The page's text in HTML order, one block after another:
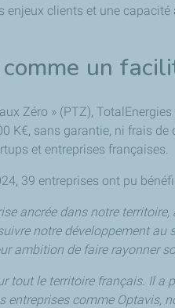
enjeux clients et une
un
Zéro » (PTZ),
K€, sans garantie, ni frais
et entreprises françaises.
39 entreprises ont pu
ancrée dans notre
notre développement au
ambition de faire rayonner
tout le territoire français. Il a
entreprises comme Optavis,